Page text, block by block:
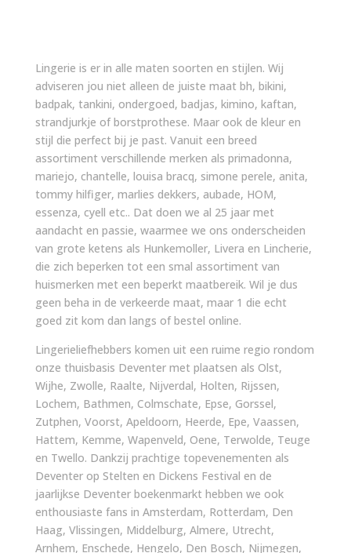
Lingerie is er in alle maten soorten en stijlen. Wij
adviseren jou niet alleen de juiste maat bh, bikini,
badpak, tankini, ondergoed, badjas, kimino, kaftan,
strandjurkje of borstprothese. Maar ook de kleur en
stijl die perfect bij je past. Vanuit een breed
assortiment verschillende merken als primadonna,
mariejo, chantelle, louisa bracq, simone perele, anita,
tommy hilfiger, marlies dekkers, aubade, HOM,
essenza, cyell etc.. Dat doen we al 25 jaar met
aandacht en passie, waarmee we ons onderscheiden
van grote ketens als Hunkemoller, Livera en Lincherie,
die zich beperken tot een smal assortiment van
huismerken met een beperkt maatbereik. Wil je dus
geen beha in de verkeerde maat, maar 1 die echt
goed zit kom dan langs of bestel online.
Lingerieliefhebbers komen uit een ruime regio rondom
onze thuisbasis Deventer met plaatsen als Olst,
Wijhe, Zwolle, Raalte, Nijverdal, Holten, Rijssen,
Lochem, Bathmen, Colmschate, Epse, Gorssel,
Zutphen, Voorst, Apeldoorn, Heerde, Epe, Vaassen,
Hattem, Kemme, Wapenveld, Oene, Terwolde, Teuge
en Twello. Dankzij prachtige topevenementen als
Deventer op Stelten en Dickens Festival en de
jaarlijkse Deventer boekenmarkt hebben we ook
enthousiaste fans in Amsterdam, Rotterdam, Den
Haag, Vlissingen, Middelburg, Almere, Utrecht,
Arnhem, Enschede, Hengelo, Den Bosch, Nijmegen,